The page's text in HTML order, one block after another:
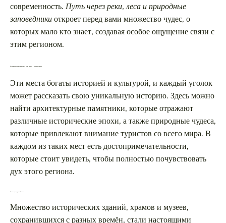
современность. Путь через реки, леса и природные
заповедникиоткроет перед вами множество чудес, о
которых мало кто знает, создавая особое ощущение связи с
этим регионом.
Достопримечательности, которые стоит увидеть в волжских городах
Эти места богаты историей и культурой, и каждый уголок
может рассказать свою уникальную историю. Здесь можно
найти архитектурные памятники, которые отражают
различные исторические эпохи, а также природные чудеса,
которые привлекают внимание туристов со всего мира. В
каждом из таких мест есть достопримечательности,
которые стоит увидеть, чтобы полностью почувствовать
дух этого региона.
Главные культурные объекты
Множество исторических зданий, храмов и музеев,
сохранившихся с разных времён, стали настоящими